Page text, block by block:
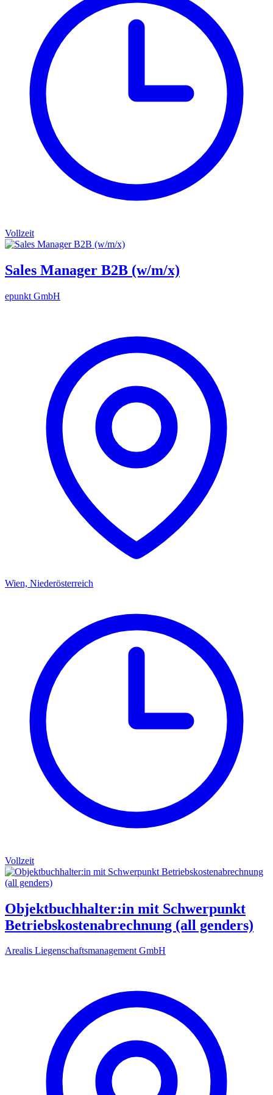
Vollzeit
Sales Manager B2B (w/m/x)
epunkt GmbH
Wien, Niederösterreich
Vollzeit
Objektbuchhalter:in mit Schwerpunkt
Betriebskostenabrechnung (all genders)
Arealis Liegenschaftsmanagement GmbH